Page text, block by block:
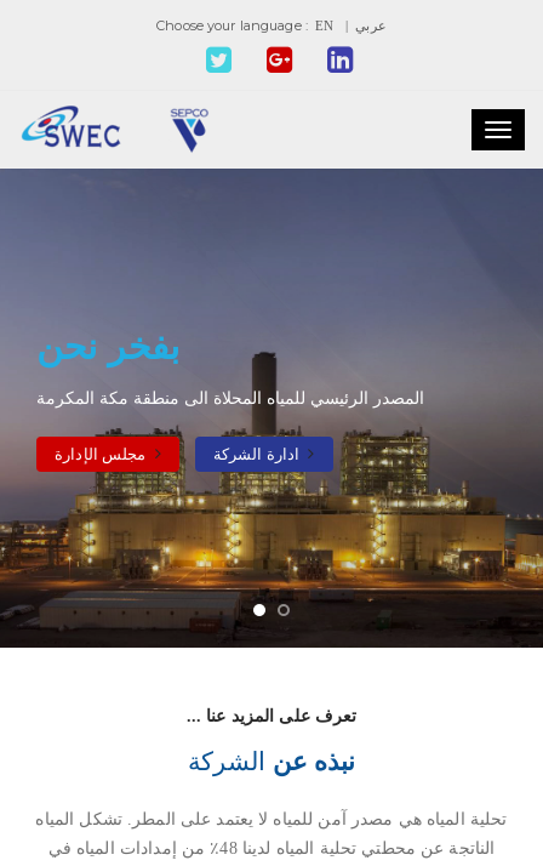
Choose your language : EN | عربي
بفخر نحن
المصدر الرئيسي للمياه المحلاة الى منطقة مكة المكرمة
مجلس الإدارة ادارة الشركة
تعرف على المزيد عنا ...
نبذه عن الشركة
تحلية المياه هي مصدر آمن للمياه لا يعتمد على المطر. تشكل المياه
الناتجة عن محطتي تحلية المياه لدينا 48٪ من إمدادات المياه في